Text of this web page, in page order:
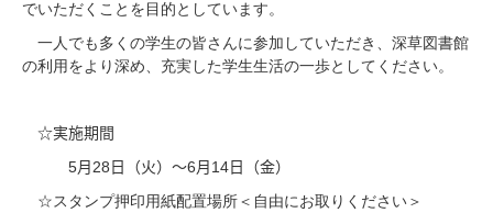
でいただくことを目的としています。
一人でも多くの学生の皆さんに参加していただき、深草図書館
の利用をより深め、充実した学生生活の一歩としてください。
☆実施期間
5月 28 日（火）～6月 14 日（金）
☆スタンプ押印用紙配置場所＜自由にお取りください＞